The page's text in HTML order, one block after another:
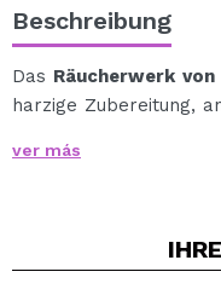
Beschreibung
Das Räucherwerk
harzige Zubereitung,
duftenden Rauch
Entspannungs- oder
ver más
IHRE